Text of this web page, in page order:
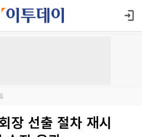
장 선출 절차 재시